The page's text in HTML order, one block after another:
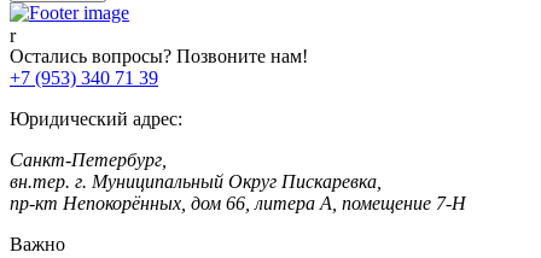
Остались вопросы? Позвоните нам!
+7 (953) 340 71 39
Юридический адрес:
Санкт-Петербург,
вн.тер. г. Муниципальный Округ Пискаревка,
пр-кт Непокорённых, дом 66, литера А, помещение 7-Н
Важно